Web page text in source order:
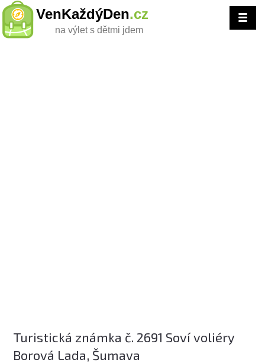
VenKaždýDen.cz
na výlet s dětmi jdem
Turistická známka č. 2691 Soví voliéry
Borová Lada, Šumava